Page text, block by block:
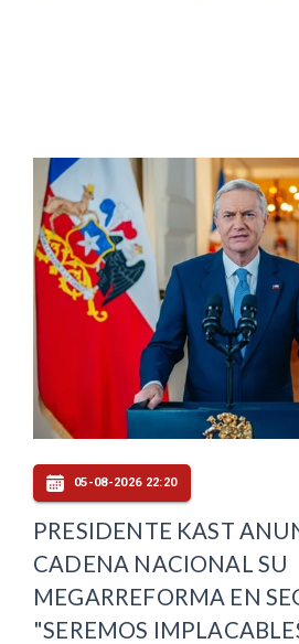
05-08-2026 22:20
PRESIDENTE KAST
CADENA NACIONAL SU
MEGARREFORMA EN
"SEREMOS